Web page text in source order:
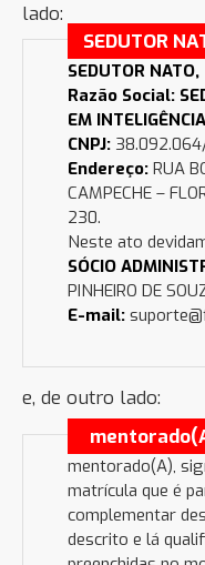
lado:
SEDUTOR
SEDUTOR NATO,
Razão Social:
EM
CNPJ:
Endereço: RUA
CAMPECHE –
230.
Neste ato
SÓCIO
PINHEIRO DE
E-mail:
e, de outro lado:
mentorado(A),
matrícula que é
complementar
descrito e lá